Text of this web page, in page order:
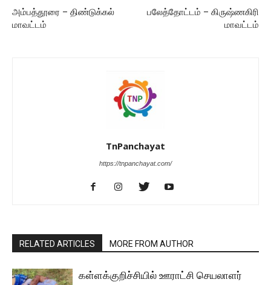
அம்பத்தூரை – திண்டுக்கல்
மாவட்டம்
பலேத்தோட்டம் – கிருஷ்ணகிரி
மாவட்டம்
TnPanchayat
https://tnpanchayat.com/
RELATED ARTICLES MORE FROM AUTHOR
கள்ளக்குறிச்சியில் ஊராட்சி செயலாளர்